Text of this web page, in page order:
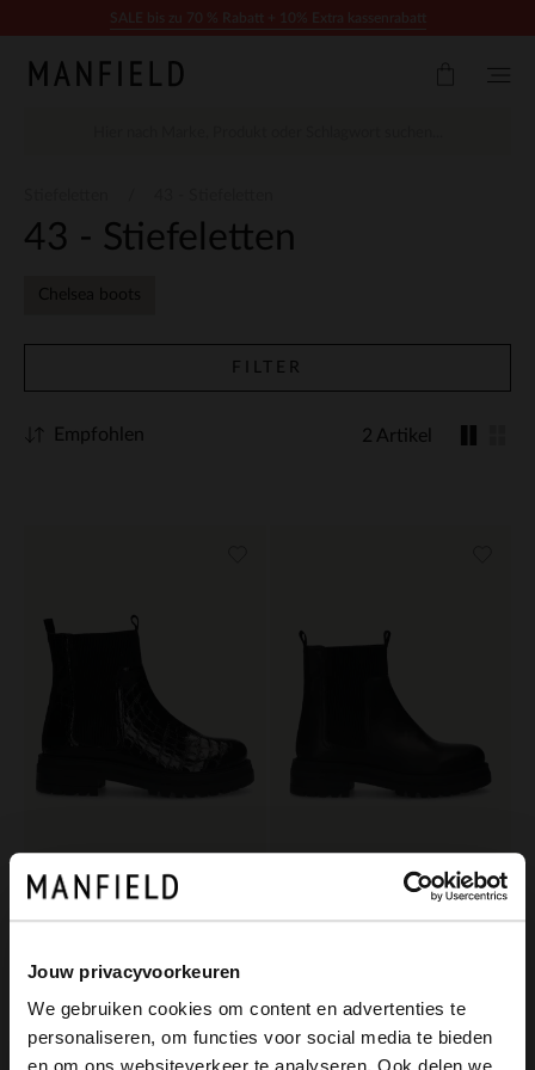
Jouw privacyvoorkeuren
We gebruiken cookies om content en advertenties te
personaliseren, om functies voor social media te bieden
43 - Stiefeletten
Chelsea boots
FILTER
2 Artikel
Empfohlen
Manfield
Schwarze Chelsea Boots aus Leder mit Krokomuster Schwarze Chelsea Boots aus Leder